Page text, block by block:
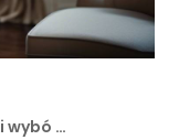
wybó …